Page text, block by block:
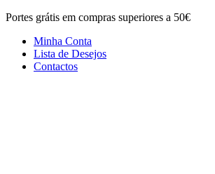
Portes grátis em compras superiores a 50€
Minha Conta
Lista de Desejos
Contactos